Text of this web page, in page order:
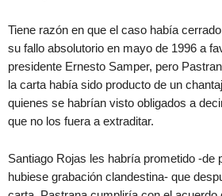
Tiene razón en que el caso había
su fallo absolutorio en mayo de 1996 a
presidente Ernesto Samper, pero
la carta había sido producto de un
quienes se habrían visto obligados a
que no los fuera a extraditar.
Santiago Rojas les habría prometido -de
hubiese grabación clandestina- que